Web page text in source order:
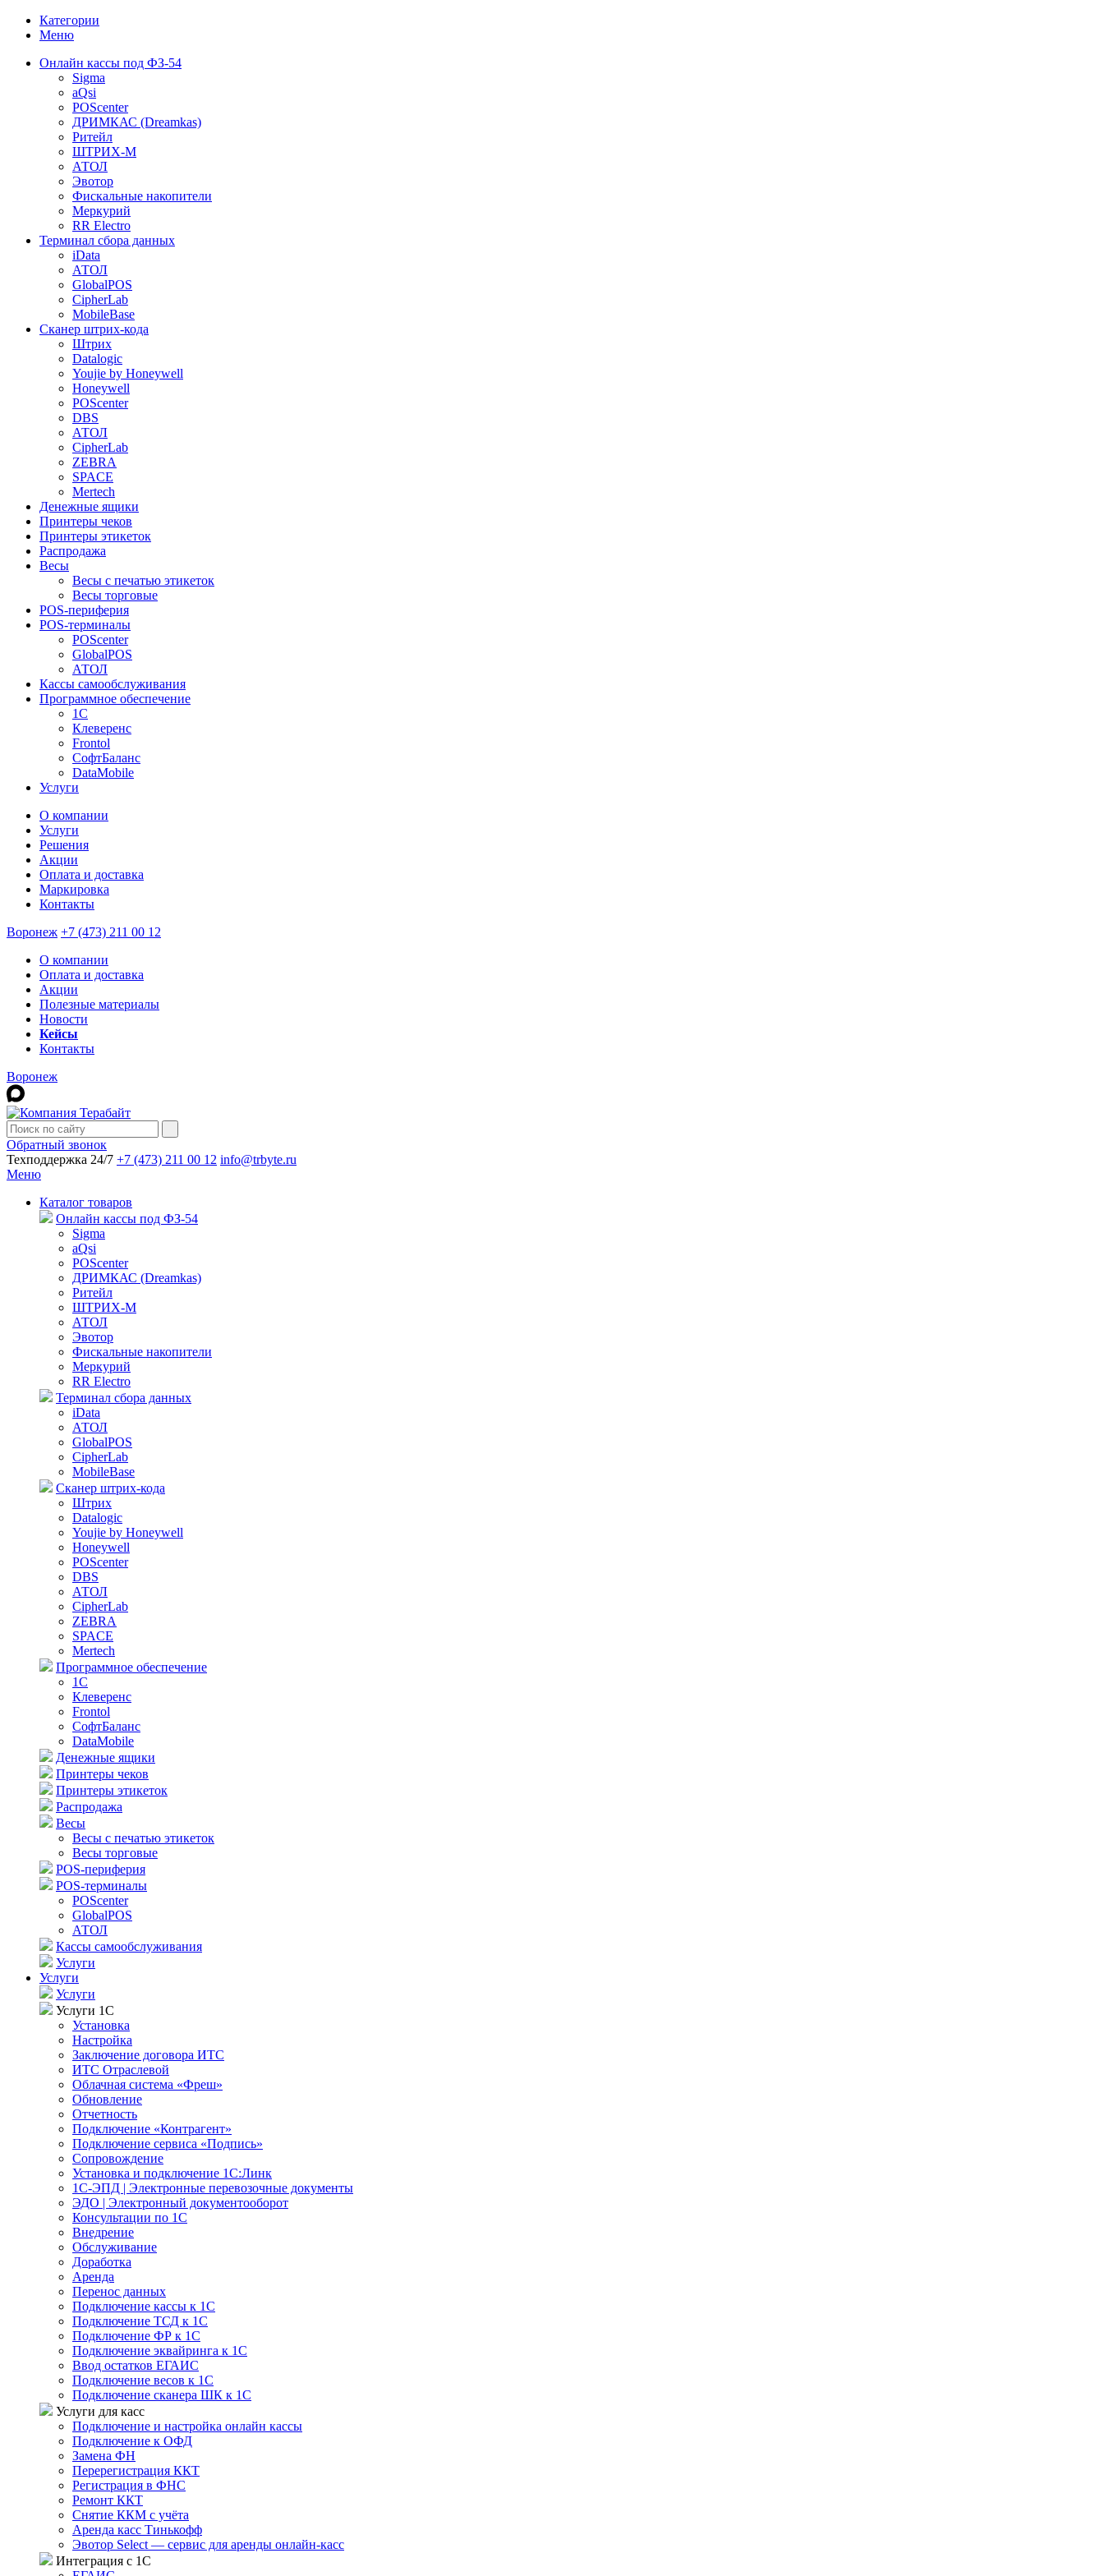
Категории
Меню
Онлайн кассы под ФЗ-54
Sigma
aQsi
POScenter
ДРИМКАС (Dreamkas)
Ритейл
ШТРИХ-М
АТОЛ
Эвотор
Фискальные накопители
Меркурий
RR Electro
Терминал сбора данных
iData
АТОЛ
GlobalPOS
CipherLab
MobileBase
Сканер штрих-кода
Штрих
Datalogic
Youjie by Honeywell
Honeywell
POScenter
DBS
АТОЛ
CipherLab
ZEBRA
SPACE
Mertech
Денежные ящики
Принтеры чеков
Принтеры этикеток
Распродажа
Весы
Весы с печатью этикеток
Весы торговые
POS-периферия
POS-терминалы
POScenter
GlobalPOS
АТОЛ
Кассы самообслуживания
Программное обеспечение
1С
Клеверенс
Frontol
СофтБаланс
DataMobile
Услуги
О компании
Услуги
Решения
Акции
Оплата и доставка
Маркировка
Контакты
Воронеж +7 (473) 211 00 12
О компании
Оплата и доставка
Акции
Полезные материалы
Новости
Кейсы
Контакты
Воронеж
Обратный звонок
Техподдержка 24/7 +7 (473) 211 00 12 info@trbyte.ru
Меню
Каталог товаров
Онлайн кассы под ФЗ-54
Sigma
aQsi
POScenter
ДРИМКАС (Dreamkas)
Ритейл
ШТРИХ-М
АТОЛ
Эвотор
Фискальные накопители
Меркурий
RR Electro
Терминал сбора данных
iData
АТОЛ
GlobalPOS
CipherLab
MobileBase
Сканер штрих-кода
Штрих
Datalogic
Youjie by Honeywell
Honeywell
POScenter
DBS
АТОЛ
CipherLab
ZEBRA
SPACE
Mertech
Программное обеспечение
1С
Клеверенс
Frontol
СофтБаланс
DataMobile
Денежные ящики
Принтеры чеков
Принтеры этикеток
Распродажа
Весы
Весы с печатью этикеток
Весы торговые
POS-периферия
POS-терминалы
POScenter
GlobalPOS
АТОЛ
Кассы самообслуживания
Услуги
Услуги
Услуги
Услуги 1С
Установка
Настройка
Заключение договора ИТС
ИТС Отраслевой
Облачная система «Фреш»
Обновление
Отчетность
Подключение «Контрагент»
Подключение сервиса «Подпись»
Сопровождение
Установка и подключение 1С:Линк
1С-ЭПД | Электронные перевозочные документы
ЭДО | Электронный документооборот
Консультации по 1С
Внедрение
Обслуживание
Доработка
Аренда
Перенос данных
Подключение кассы к 1С
Подключение ТСД к 1С
Подключение ФР к 1С
Подключение эквайринга к 1С
Ввод остатков ЕГАИС
Подключение весов к 1С
Подключение сканера ШК к 1С
Услуги для касс
Подключение и настройка онлайн кассы
Подключение к ОФД
Замена ФН
Перерегистрация ККТ
Регистрация в ФНС
Ремонт ККТ
Снятие ККМ с учёта
Аренда касс Тинькофф
Эвотор Select — сервис для аренды онлайн-касс
Интеграция с 1С